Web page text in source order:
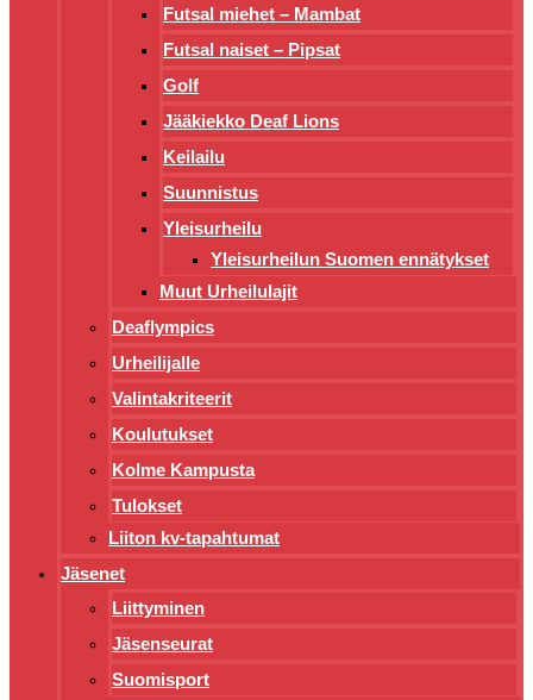
Futsal miehet – Mambat
Futsal naiset – Pipsat
Golf
Jääkiekko Deaf Lions
Keilailu
Suunnistus
Yleisurheilu
Yleisurheilun Suomen ennätykset
Muut Urheilulajit
Deaflympics
Urheilijalle
Valintakriteerit
Koulutukset
Kolme Kampusta
Tulokset
Liiton kv-tapahtumat
Jäsenet
Liittyminen
Jäsenseurat
Suomisport